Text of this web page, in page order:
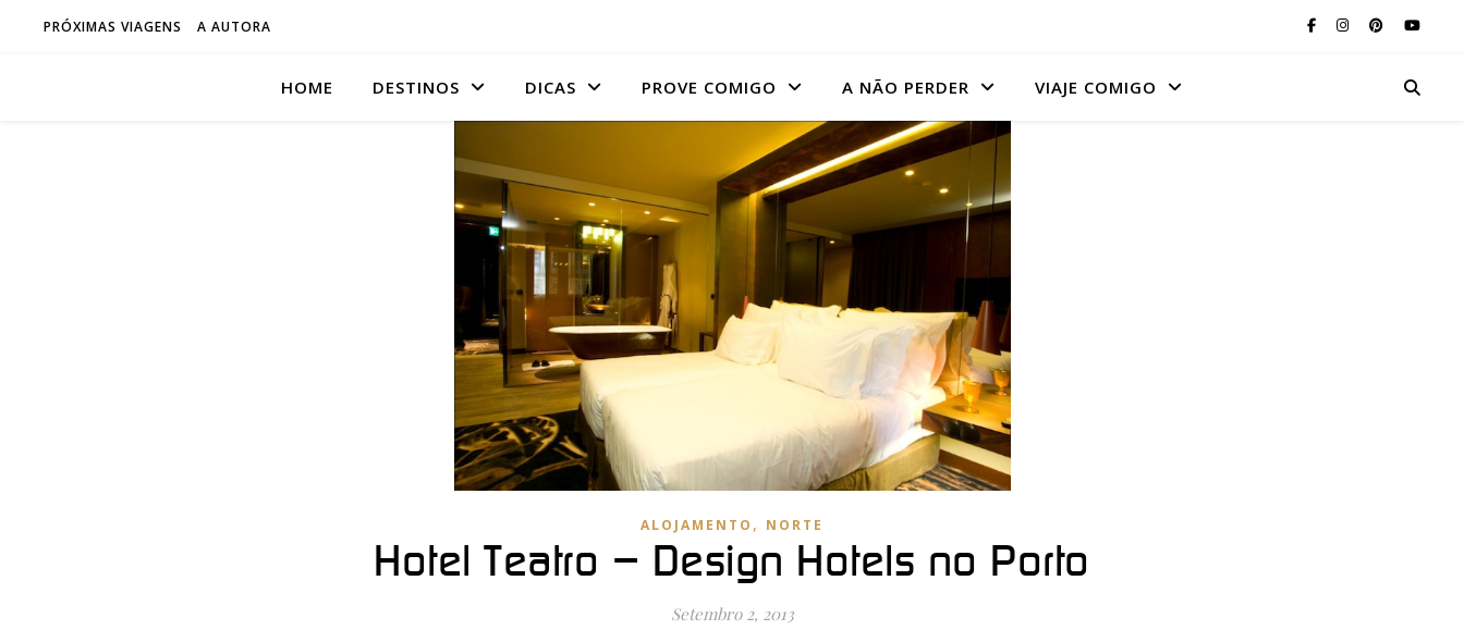
PRÓXIMAS VIAGENS A AUTORA
HOME DESTINOS DICAS PROVE COMIGO A NÃO PERDER VIAJE COMIGO
ALOJAMENTO , NORTE
Hotel Teatro – Design Hotels no Porto
Setembro 2, 2013